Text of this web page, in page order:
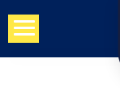
Saltar
contenido